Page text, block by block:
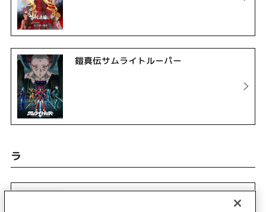
鎧真伝サムライトルーパー
ラ
令和のダラさん